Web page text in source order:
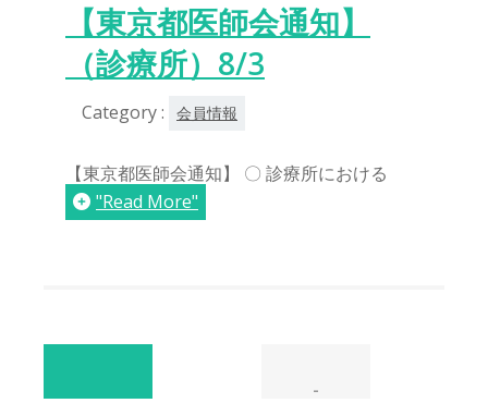
【東京都医師会通知】
（診療所）8/3
Category : 会員情報
【東京都医師会通知】 〇 診療所における
"Read More"
-